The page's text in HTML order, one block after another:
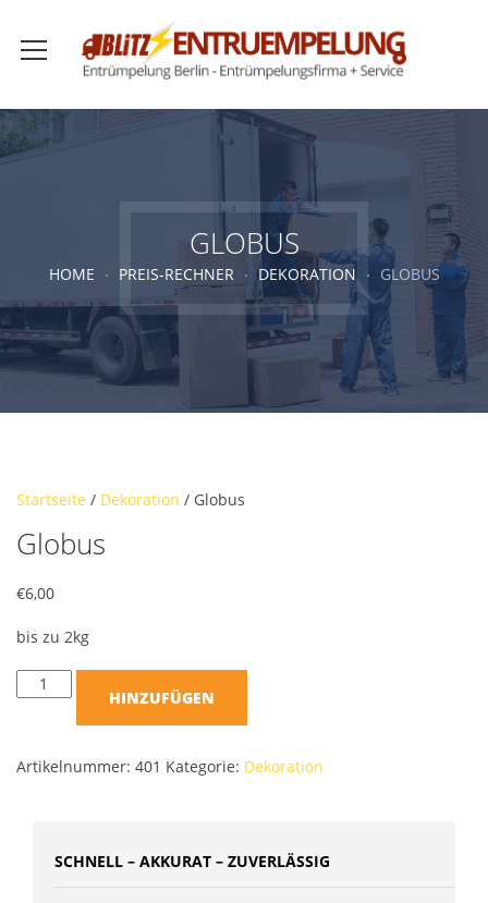
GLOBUS
HOME PREIS-RECHNER DEKORATION GLOBUS
Startseite / Dekoration / Globus
Globus
€6,00
bis zu 2kg
HINZUFÜGEN
Artikelnummer: 401 Kategorie: Dekoration
SCHNELL – AKKURAT – ZUVERLÄSSIG